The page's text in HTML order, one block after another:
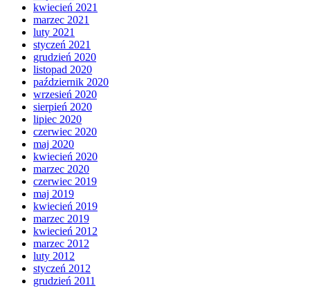
kwiecień 2021
marzec 2021
luty 2021
styczeń 2021
grudzień 2020
listopad 2020
październik 2020
wrzesień 2020
sierpień 2020
lipiec 2020
czerwiec 2020
maj 2020
kwiecień 2020
marzec 2020
czerwiec 2019
maj 2019
kwiecień 2019
marzec 2019
kwiecień 2012
marzec 2012
luty 2012
styczeń 2012
grudzień 2011